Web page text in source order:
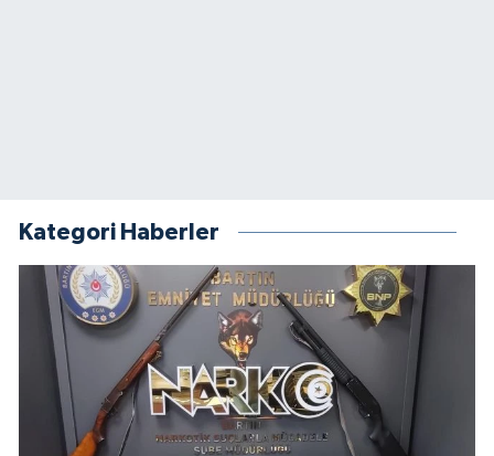
Kategori Haberler